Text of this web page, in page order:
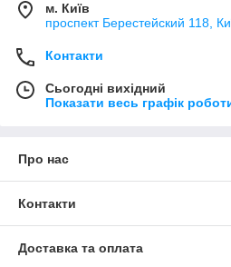
м. Київ
проспект Берестейский 118,
Контакти
Сьогодні вихідний
Показати весь графік
Про нас
Контакти
Доставка та оплата